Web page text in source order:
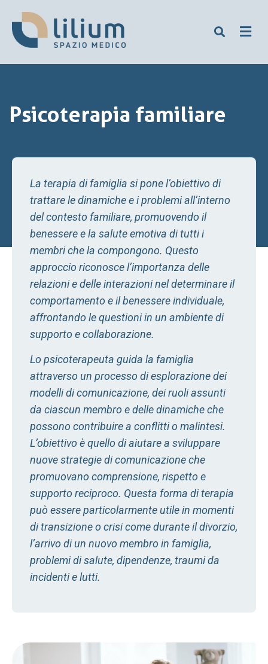
Psicoterapia familiare
La terapia di famiglia si pone l’obiettivo di
trattare le dinamiche e i problemi all’interno
del contesto familiare, promuovendo il
benessere e la salute emotiva di tutti i
membri che la compongono. Questo
approccio riconosce l’importanza delle
relazioni e delle interazioni nel determinare il
comportamento e il benessere individuale,
affrontando le questioni in un ambiente di
supporto e collaborazione.
Lo psicoterapeuta guida la famiglia
attraverso un processo di esplorazione dei
modelli di comunicazione, dei ruoli assunti
da ciascun membro e delle dinamiche che
possono contribuire a conflitti o malintesi.
L’obiettivo è quello di aiutare a sviluppare
nuove strategie di comunicazione che
promuovano comprensione, rispetto e
supporto reciproco. Questa forma di terapia
può essere particolarmente utile in momenti
di transizione o crisi come durante il divorzio,
l’arrivo di un nuovo membro in famiglia,
problemi di salute, dipendenze, traumi da
incidenti e lutti.